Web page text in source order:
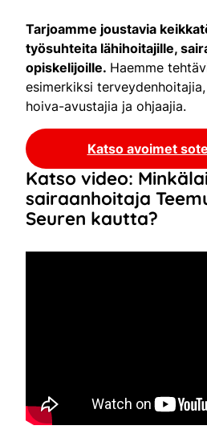
Tarjoamme joustavia
työsuhteita lähihoitajille,
opiskelijoille. Haemme
esimerkiksi
hoiva-avustajia ja ohjaajia.
Katso avoimet
Katso video:
sairaanhoitaja
Seuren kautta?